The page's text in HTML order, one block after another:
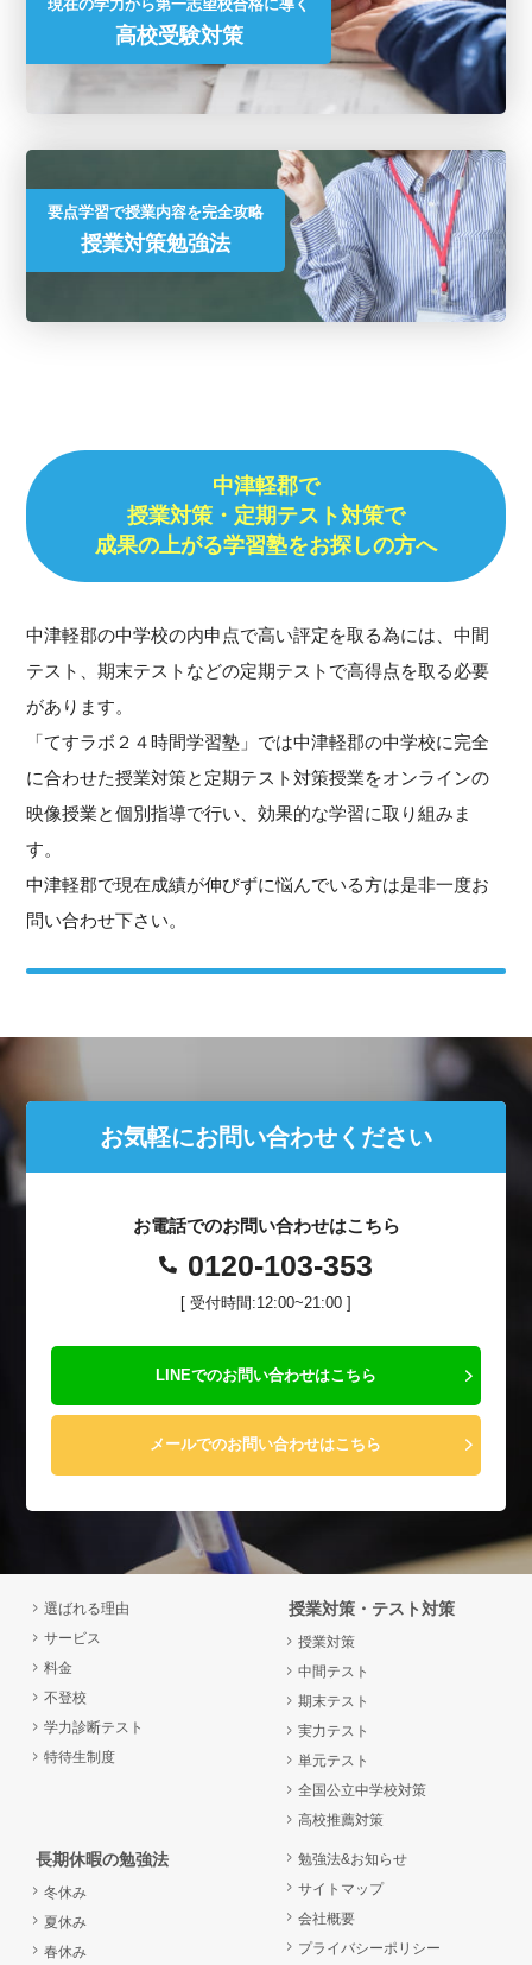
現在の学力から第一志望校合格に導く
高校受験対策
要点学習で授業内容を完全攻略
授業対策勉強法
中津軽郡で
授業対策・ 定期テスト対策で
成果の上がる学習塾をお探しの方へ
中津軽郡の中学校の内申点で高い評定を取る為には、中間
テスト、期末テストなどの定期テストで高得点を取る必要
があります。
「てすラボ２４時間学習塾」では中津軽郡の中学校に完全
に合わせた授業対策と定期テスト対策授業をオンラインの
映像授業と個別指導で行い、効果的な学習に取り組みま
す。
中津軽郡で現在成績が伸びずに悩んでいる方は是非一度お
問い合わせ下さい。
お気軽にお問い合わせください
お電話でのお問い合わせはこちら
0120-103-353
[ 受付時間:12:00~21:00 ]
LINEでのお問い合わせはこちら
メールでのお問い合わせはこちら
選ばれる理由
サービス
料金
不登校
学力診断テスト
特待生制度
授業対策・テスト対策
授業対策
中間テスト
期末テスト
実力テスト
単元テスト
全国公立中学校対策
高校推薦対策
長期休暇の勉強法
冬休み
夏休み
春休み
勉強法&お知らせ
サイトマップ
会社概要
プライバシーポリシー